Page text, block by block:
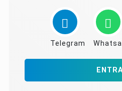
Telegram